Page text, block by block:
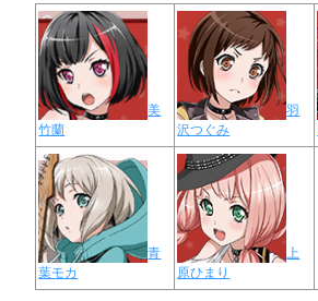
美
竹蘭
羽
沢つぐみ
青
葉モカ
上
原ひまり